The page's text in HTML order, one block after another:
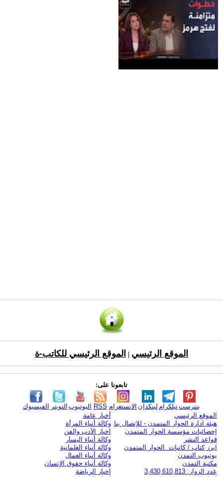
الموقع الرئيسي الموقع الرئيسي للكاتب-ة
تابعونا على:
الفيسبوك التويتر اليوتيوب RSS الانستغرام لينكدإن تيلكرامبنترست
الموقع الرئيسي
هيئة ادارة الحوار المتمدن - للإتصال بنا
إحصائيات مؤسسة الحوار المتمدن
قواعد النشر
ابرز كتاب / كاتبات الحوار المتمدن
يوتيوب التمدن
مكتبة التمدن
عدد الزوار: 3,430,610,813
أخبار عامة
وكالة أنباء المرأة
اخبار الأدب والفن
وكالة أنباء اليسار
وكالة أنباء العلمانية
وكالة أنباء العمال
وكالة أنباء حقوق الإنسان
اخبار الرياضة